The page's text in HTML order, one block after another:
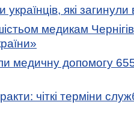
які загинули
медикам
медичну допомогу
чіткі терміни